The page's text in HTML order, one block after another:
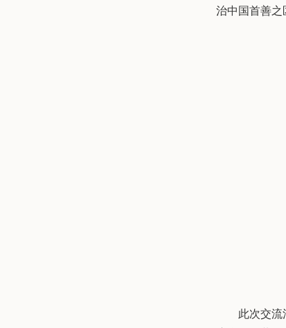
治中国首善之
此次交流